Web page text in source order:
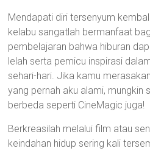
Mendapati diri tersenyum
kelabu sangatlah bermanfaat
pembelajaran bahwa hiburan
lelah serta pemicu inspirasi
sehari-hari. Jika kamu
yang pernah aku alami,
berbeda seperti CineMagic juga!
Berkreasilah melalui film atau
keindahan hidup sering kali